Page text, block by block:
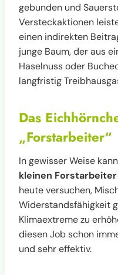
gebunden und
Versteckaktionen
einen indirekten
junge Baum, der aus
Haselnuss oder
langfristig
Das
„Forstarbeiter“
In gewisser Weise
kleinen Forstarbeiter
heute versuchen,
Widerstandsfähigkeit
Klimaextreme zu
diesen Job schon
und sehr effektiv.